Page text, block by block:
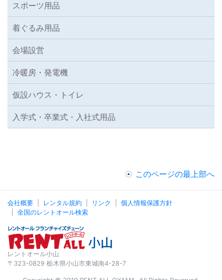
スポーツ用品
着ぐるみ用品
会場設営
冷暖房・発電機
仮設ハウス・トイレ
入学式・卒業式・入社式用品
このページの最上部へ
会社概要 レンタル規約 リンク
個人情報保護方針
全国のレントオール検索
レントオール小山
〒323-0829 栃木県小山市東城南4-28-7